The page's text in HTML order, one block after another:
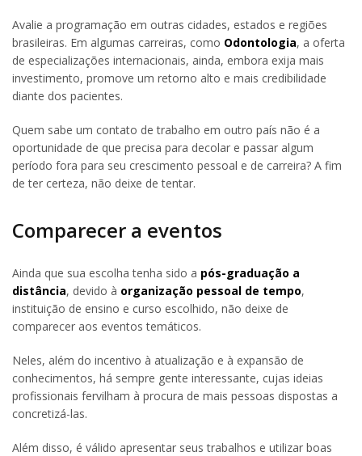
Avalie a programação em outras cidades, estados e regiões
brasileiras. Em algumas carreiras, como Odontologia, a oferta
de especializações internacionais, ainda, embora exija mais
investimento, promove um retorno alto e mais credibilidade
diante dos pacientes.
Quem sabe um contato de trabalho em outro país não é a
oportunidade de que precisa para decolar e passar algum
período fora para seu crescimento pessoal e de carreira? A fim
de ter certeza, não deixe de tentar.
Comparecer a eventos
Ainda que sua escolha tenha sido a pós-graduação a
distância, devido à organização pessoal de tempo,
instituição de ensino e curso escolhido, não deixe de
comparecer aos eventos temáticos.
Neles, além do incentivo à atualização e à expansão de
conhecimentos, há sempre gente interessante, cujas ideias
profissionais fervilham à procura de mais pessoas dispostas a
concretizá-las.
Além disso, é válido apresentar seus trabalhos e utilizar boas